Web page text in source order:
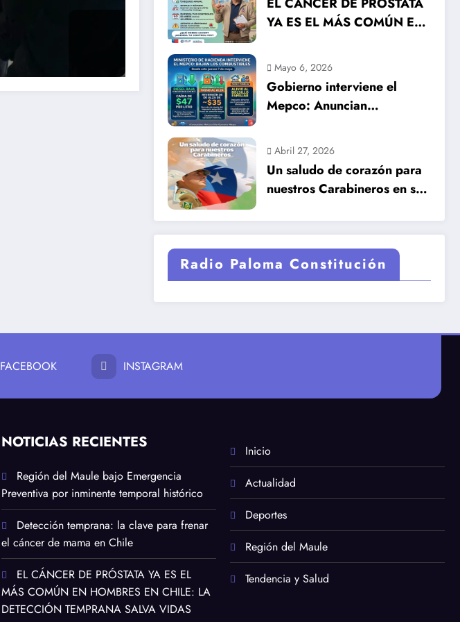
YA ES EL MÁS COMÚN EN
DETECCIÓN TEMPRANA
SALVA VIDAS
Mayo 6, 2026
Gobierno interviene el
Mepco: Anuncian
precio de los combustibles
Abril 27, 2026
Un saludo de corazón para
nuestros Carabineros en su
Radio Paloma Constitución
FACEBOOK INSTAGRAM
NOTICIAS RECIENTES
Región del Maule bajo Emergencia
Preventiva por inminente temporal histórico
Detección temprana: la clave para frenar
el cáncer de mama en Chile
EL CÁNCER DE PRÓSTATA YA ES EL
MÁS COMÚN EN HOMBRES EN CHILE: LA
DETECCIÓN TEMPRANA SALVA VIDAS
Inicio
Actualidad
Deportes
Región del Maule
Tendencia y Salud